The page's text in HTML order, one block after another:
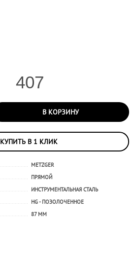
407
В КОРЗИНУ
КУПИТЬ В 1 КЛИК
METZGER
ПРЯМОЙ
ИНСТРУМЕНТАЛЬНАЯ СТАЛЬ
HG - ПОЗОЛОЧЕННОЕ
87 ММ